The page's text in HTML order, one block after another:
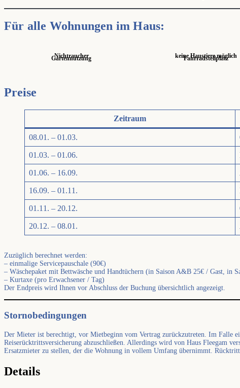
Für alle Wohnungen im Haus:
Gartennutzung
Nichtraucher Fahrradstellplatz
keine Haustiere möglich
Preise
Zeitraum
08.01. – 01.03.
01.03. – 01.06.
01.06. – 16.09.
16.09. – 01.11.
01.11. – 20.12.
20.12. – 08.01.
Zuzüglich berechnet werden:
– einmalige Servicepauschale (90€)
– Wäschepaket mit Bettwäsche und Handtüchern (in Saison A&B 25€ / Gast, in
– Kurtaxe (pro Erwachsener / Tag)
Der Endpreis wird Ihnen vor Abschluss der Buchung übersichtlich angezeigt.
Stornobedingungen
Der Mieter ist berechtigt, vor Mietbeginn vom Vertrag zurückzutreten. Im Falle
Reiserücktrittsversicherung abzuschließen. Allerdings wird von Haus Fleegam
Ersatzmieter zu stellen, der die Wohnung in vollem Umfang übernimmt.
Details